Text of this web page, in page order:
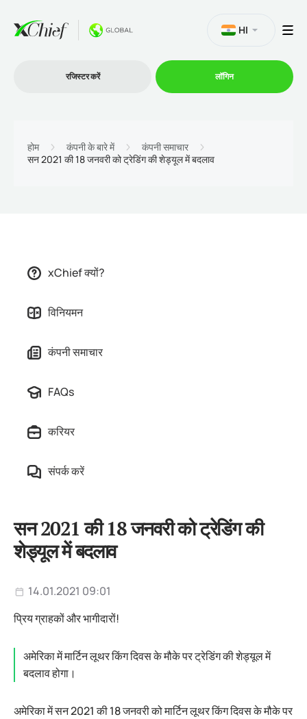
भागीदारों के लिये
HI
रजिस्टर करें लॉगिन
होम कंपनी के बारे में
कंपनी समाचार
सन 2021 की 18 जनवरी को ट्रेडिंग की शेड्यूल में बदलाव
xChief क्यों?
विनियमन
कंपनी समाचार
FAQs
करियर
संपर्क करें
सन 2021 की 18 जनवरी को ट्रेडिंग की
शेड्यूल में बदलाव
14.01.2021 09:01
प्रिय ग्राहकों और भागीदारों!
अमेरिका में मार्टिन लूथर किंग दिवस के मौके पर ट्रेडिंग की शेड्यूल में
बदलाव होगा।
अमेरिका में सन 2021 की 18 जनवरी को मार्टिन लूथर किंग दिवस के मौके पर